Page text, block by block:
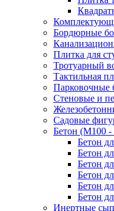
Бордюрные
Плитка для
Тротуарный
Тактильная
Парковочные
Стеновые и
Садовые
Бетон (М100
Бетон
Бетон
Бетон
Бетон
Бетон
Бетон
Инертные